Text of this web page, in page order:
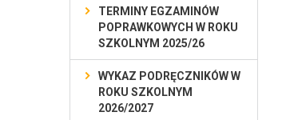
TERMINY EGZAMINÓW
POPRAWKOWYCH W ROKU
SZKOLNYM 2025/26
WYKAZ PODRĘCZNIKÓW W
ROKU SZKOLNYM
2026/2027